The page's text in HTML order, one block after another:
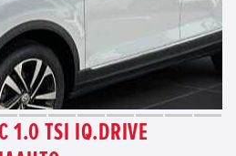
1.0 TSI IQ.DRIVE